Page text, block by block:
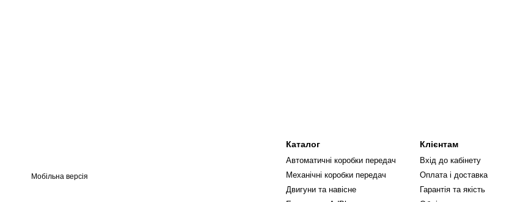
Мобільна версія
Каталог
Автоматичні коробки передач
Механічні коробки передач
Двигуни та навісне
Клієнтам
Вхід до кабінету
Оплата і доставка
Гарантія та якість